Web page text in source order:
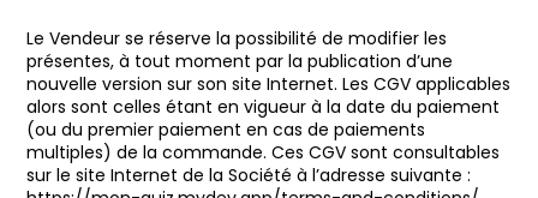
Le Vendeur se réserve la possibilité de modifier les
présentes, à tout moment par la publication d’une
nouvelle version sur son site Internet. Les CGV applicables
alors sont celles étant en vigueur à la date du paiement
(ou du premier paiement en cas de paiements
multiples) de la commande. Ces CGV sont consultables
sur le site Internet de la Société à l’adresse suivante :